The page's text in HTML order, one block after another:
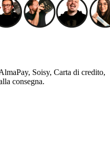
Soisy, Carta di credito,
consegna.